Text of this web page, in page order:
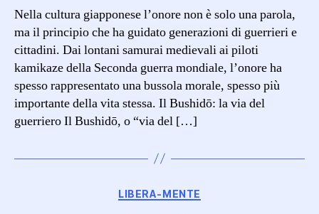
Giappone:
questione
di
vita
o
di
Nella cultura giapponese l’onore non è solo una parola,
ma il principio che ha guidato generazioni di guerrieri e
cittadini. Dai lontani samurai medievali ai piloti
kamikaze della Seconda guerra mondiale, l’onore ha
spesso rappresentato una bussola morale, spesso più
importante della vita stessa. Il Bushidō: la via del
guerriero Il Bushidō, o “via del […]
Categorie
LIBERA-MENTE